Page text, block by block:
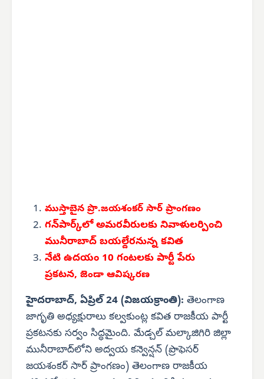
ముస్తాబైన ప్రొ.జయశంకర్ సార్ ప్రాంగణం
గన్‌పార్క్‌లో అమరవీరులకు నివాళులర్పించి
మునీరాబాద్ బయల్దేరనున్న కవిత
నేటి ఉదయం 10 గంటలకు పార్టీ పేరు
ప్రకటన, జెండా ఆవిష్కరణ
హైదరాబాద్, ఏప్రిల్ 24 (విజయక్రాంతి): తెలంగాణ
జాగృతి అధ్యక్షురాలు కల్వకుంట్ల కవిత రాజకీయ పార్టీ
ప్రకటనకు సర్వం సిద్ధమైంది. మేడ్చల్ మల్కాజిగిరి జిల్లా
మునీరాబాద్‌లోని అద్వయ కన్వెన్షన్ (ప్రొఫెసర్
జయశంకర్ సార్ ప్రాంగణం) తెలంగాణ రాజకీయ